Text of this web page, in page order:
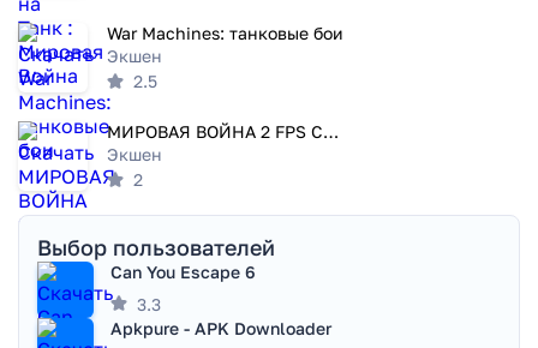
War Machines: танковые бои
Экшен
2.5
МИРОВАЯ ВОЙНА 2 FPS COMMANDO
Экшен
2
Выбор пользователей
Can You Escape 6
3.3
Apkpure - APK Downloader